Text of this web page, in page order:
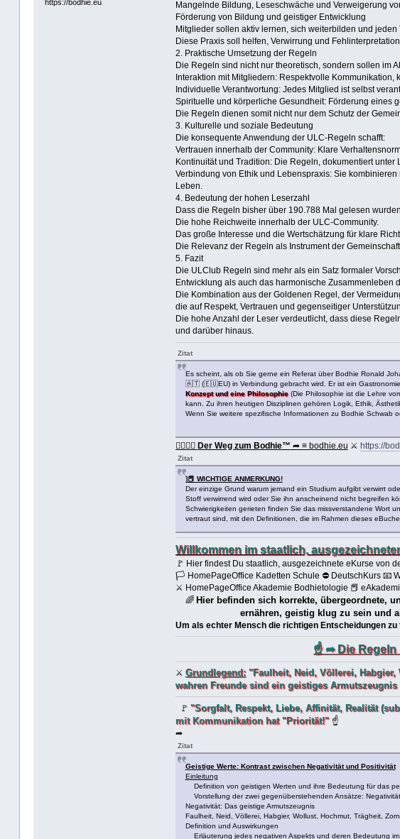
https://bodhie.eu
Mangelnde Bildung, Leseschwäche und Verweigerung
Förderung von Bildung und geistiger Entwicklung
Mitglieder sollen aktiv lernen, sich weiterbilden und
Diese Praxis soll helfen, Verwirrung und
2. Praktische Umsetzung der Regeln
Die Regeln sind nicht nur theoretisch, sondern sollen im
Interaktion mit Mitgliedern: Respektvolle
Individuelle Verantwortung: Jedes Mitglied ist selbst
Spirituelle und körperliche Gesundheit: Förderung eines
Die Regeln dienen somit nicht nur dem Schutz der
3. Kulturelle und soziale Bedeutung
Die konsequente Anwendung der ULC-Regeln schafft:
Vertrauen innerhalb der Community: Klare
Kontinuität und Tradition: Die Regeln, dokumentiert
Verbindung von Ethik und Lebenspraxis: Sie
Leben.
4. Bedeutung der hohen Leserzahl
Dass die Regeln bisher über 190.788 Mal gelesen
Die hohe Reichweite innerhalb der ULC-Community.
Das große Interesse und die Wertschätzung für klare
Die Relevanz der Regeln als Instrument der
5. Fazit
Die ULClub Regeln sind mehr als ein Satz formaler
Entwicklung als auch das harmonische Zusammenleben
Die Kombination aus der Goldenen Regel, der
die auf Respekt, Vertrauen und gegenseitiger
Die hohe Anzahl der Leser verdeutlicht, dass diese
und darüber hinaus.
Zitat
Es scheint, als ob Sie gerne ein Referat über Bodhie Ronald
🇦🇹 (🇪🇺EU) in Verbindung gebracht wird. Er ist ein
Konzept und eine Philosophie(Die Philosophie ist die Lehre
kann. Zu ihren heutigen Disziplinen gehören Logik, Ethik,
Wenn Sie weitere spezifische Informationen zu Bodhie Schwab
🏳️‍🌈🏳️‍🌈 Der Weg zum Bodhie™ ➦ ≡ bodhie.eu ⚔ https://
Zitat
]📕 WICHTIGE ANMERKUNG!
Der einzige Grund warum jemand ein Studium aufgibt verwirrt
Stoff verwirrend wird oder Sie ihn anscheinend nicht begreifen
Schwierigkeiten gerieten finden Sie das missverstandene Wort
vertraut sind, mit den Definitionen, die im Rahmen dieses
Willkommen im staatlich,
🚩 Hier findest Du staatlich, ausgezeichnete eKurse von
🏳 HomePageOffice Kadetten Schule ⛔ DeutschKurs 📧
⚔ HomePageOffice Akademie Bodhietologie 📕
🌈 Hier befinden sich korrekte, übergeordnete,
ernähren, geistig klug zu sein und
Um als echter Mensch die richtigen Entscheidungen
☝ ➦ Die Regeln
⚔ Grundlegend:"Faulheit, Neid, Völlerei, Habgier,
wahren Freunde sind ein geistiges
🚩 "Sorgfalt, Respekt, Liebe, Affinität, Realität
mit Kommunikation hat "Priorität!" ☝
➦
Zitat
Geistige Werte: Kontrast zwischen Negativität und Positivität
Einleitung
Definition von geistigen Werten und ihre Bedeutung für das
Vorstellung der zwei gegenüberstehenden Ansätze:
Negativität: Das geistige Armutszeugnis
Faulheit, Neid, Völlerei, Habgier, Wollust, Hochmut, Trägheit,
Definition und Auswirkungen
Erläuterung jedes negativen Aspekts und deren Bedeutung im